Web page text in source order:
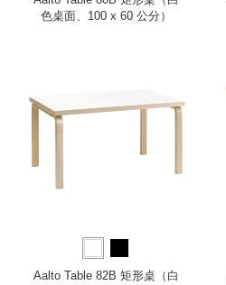
色桌面、100 x 60 公分）
Aalto Table 82B 矩形桌（白